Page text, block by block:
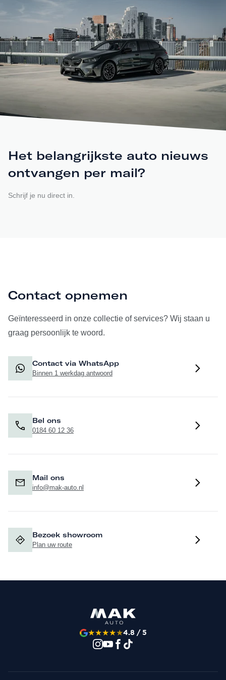
Het belangrijkste auto nieuws
ontvangen per mail?
Schrijf je nu direct in.
Contact opnemen
Geïnteresseerd in onze collectie of services? Wij staan u
graag persoonlijk te woord.
Contact via WhatsApp
Binnen 1 werkdag antwoord
Bel ons
0184 60 12 36
Mail ons
info@mak-auto.nl
Bezoek showroom
Plan uw route
★★★★★4.8 / 5